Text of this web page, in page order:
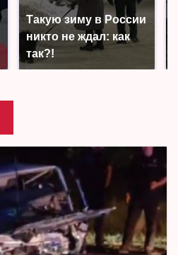
Такую зиму в России
никто не ждал: как
так?!